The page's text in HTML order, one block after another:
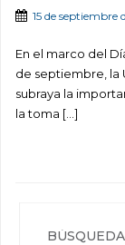
15 de septiembre
En el marco del
de septiembre, la
subraya la
la toma […]